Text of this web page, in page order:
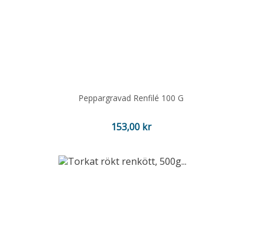
Peppargravad Renfilé 100 G
Pris
153,00 kr